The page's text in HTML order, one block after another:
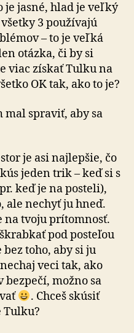
je jasné, hlad je veľký
všetky 3 používajú
– to je veľká
otáz­ka, či by si
viac získať Tulku na
OK tak, ako to je?
mal spraviť, aby sa
je asi najlepšie, čo
jeden trik – keď si s
keď je na posteli),
ale nechyť ju hneď.
na tvoju prítomnosť.
pod posteľou
toho, aby si ju
veci tak, ako
bezpečí, možno sa
. Chceš skúsiť
Tulku?